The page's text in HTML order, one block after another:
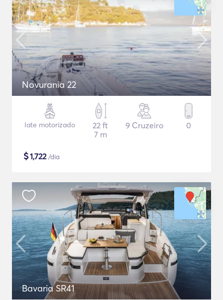
Novurania 22
Iate motorizado
22 ft
7 m
9 Cruzeiro 0
$1,722/dia
Bavaria SR41